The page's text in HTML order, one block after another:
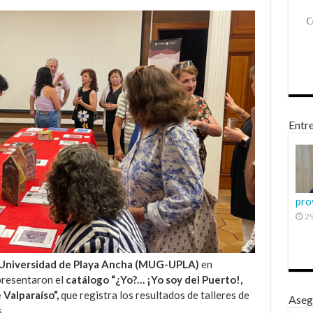
de Playa Ancha (MUG-UPLA) en
el catálogo “¿Yo?… ¡Yo soy del Puerto!,
que registra los resultados de talleres de